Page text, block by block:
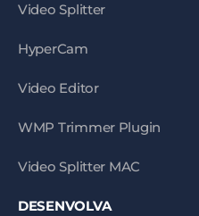
Video Splitter
HyperCam
Video Editor
WMP Trimmer Plugin
Video Splitter MAC
DESENVOLVA